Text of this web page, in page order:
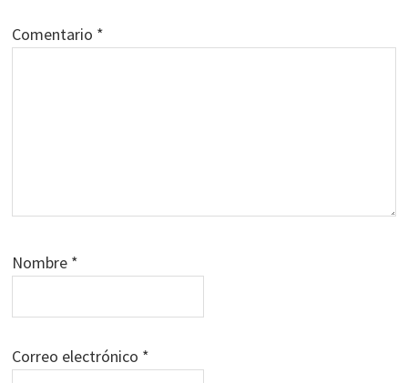
Comentario *
Nombre *
Correo electrónico *